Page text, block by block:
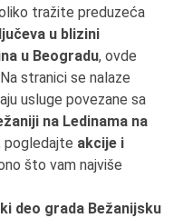
tražite preduzeća
u blizini
u Beogradu, ovde
stranici se nalaze
usluge povezane sa
na Ledinama na
pogledajte akcije i
što vam najviše
deo grada Bežanijsku